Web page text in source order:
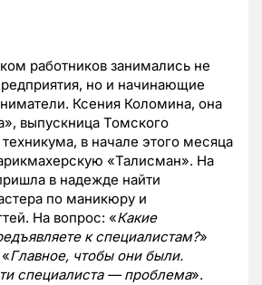
работников занимались не
но и начинающие
Ксения Коломина, она
выпускница Томского
в начале этого месяца
«Талисман». На
в надежде найти
по маникюру и
На вопрос: «Какие
к специалистам?»
Главное, чтобы они были.
специалиста — проблема».